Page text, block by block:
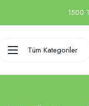
1500
Tüm Kategoriler